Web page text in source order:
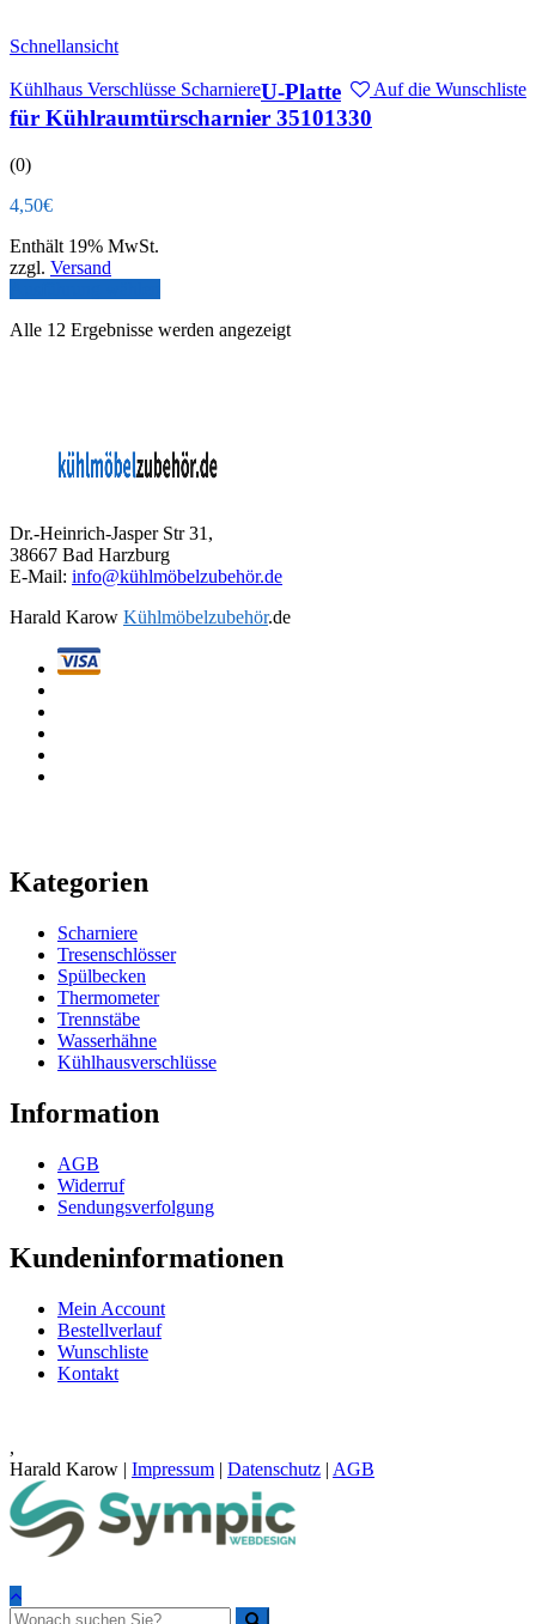
Schnellansicht
Kühlhaus Verschlüsse Scharniere Auf die Wunschliste
U-Platte
für Kühlraumtürscharnier 35101330
(0)
4,50€
Enthält 19% MwSt.
zzgl. Versand
Alle 12 Ergebnisse werden angezeigt
Dr.-Heinrich-Jasper Str 31,
38667 Bad Harzburg
E-Mail: info@kühlmöbelzubehör.de
Harald Karow Kühlmöbelzubehör.de
Kategorien
Scharniere
Tresenschlösser
Spülbecken
Thermometer
Trennstäbe
Wasserhähne
Kühlhausverschlüsse
Information
AGB
Widerruf
Sendungsverfolgung
Kundeninformationen
Mein Account
Bestellverlauf
Wunschliste
Kontakt
,
Harald Karow | Impressum | Datenschutz | AGB